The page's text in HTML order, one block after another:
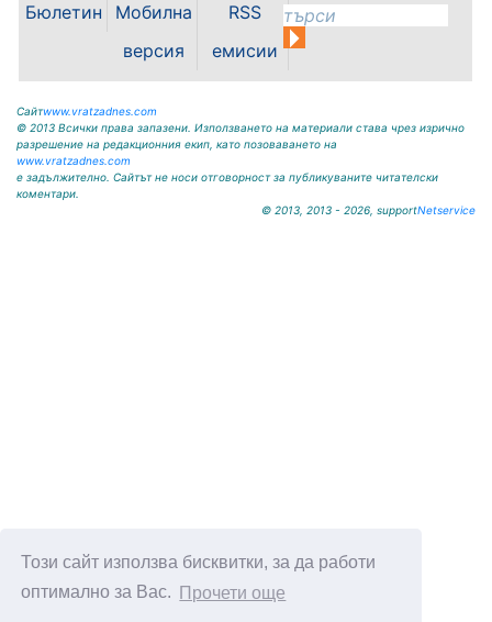
Този сайт използва бисквитки, за да работи
оптимално за Вас.
Прочети още
Дунав. Това заяви министърът на
ефира на...
Бюлетин
Мобилна
версия
RSS
емисии
Сайтwww.vratzadnes.com
© 2013 Всички права запазени. Използването на материали става чрез изрично
разрешение на редакционния екип, като позоваването на
www.vratzadnes.com
е задължително. Сайтът не носи отговорност за публикуваните читателски
коментари.
© 2013, 2013 - 2026, supportNetservice